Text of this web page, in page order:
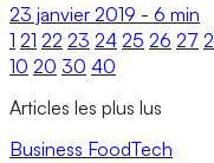
23 janvier 2019 - 6 min
1 21 22 23 24 25 26 27
10 20 30 40
Articles les plus lus
Business FoodTech